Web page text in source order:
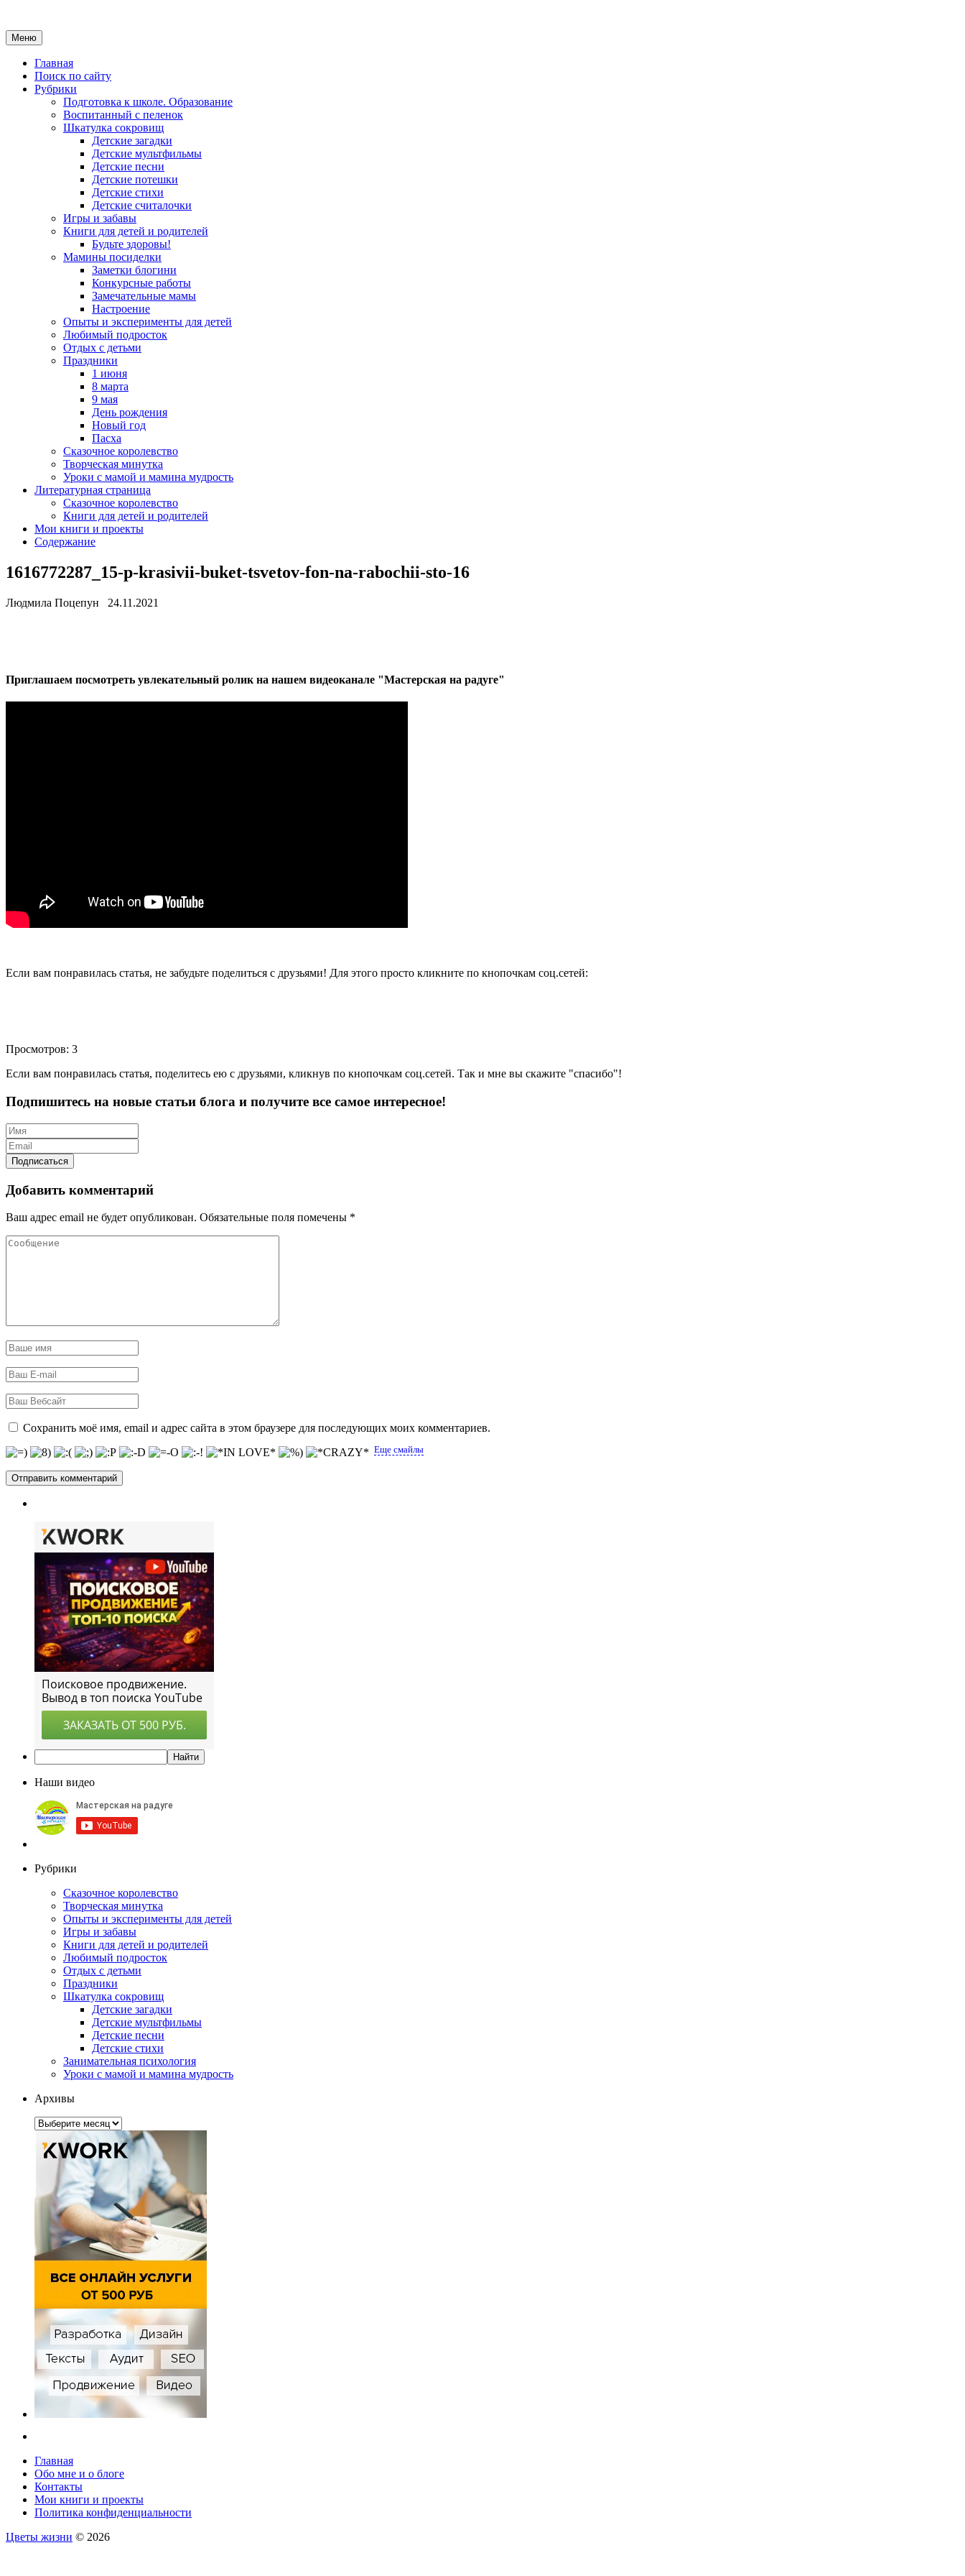
Меню
Главная
Поиск по сайту
Рубрики
Подготовка к школе. Образование
Воспитанный с пеленок
Шкатулка сокровищ
Детские загадки
Детские мультфильмы
Детские песни
Детские потешки
Детские стихи
Детские считалочки
Игры и забавы
Книги для детей и родителей
Будьте здоровы!
Мамины посиделки
Заметки блогини
Конкурсные работы
Замечательные мамы
Настроение
Опыты и эксперименты для детей
Любимый подросток
Отдых с детьми
Праздники
1 июня
8 марта
9 мая
День рождения
Новый год
Пасха
Сказочное королевство
Творческая минутка
Уроки с мамой и мамина мудрость
Литературная страница
Сказочное королевство
Книги для детей и родителей
Мои книги и проекты
Содержание
1616772287_15-p-krasivii-buket-tsvetov-fon-na-rabochii-sto-16
Людмила Поцепун 24.11.2021
Приглашаем посмотреть увлекательный ролик на нашем видеоканале "Мастерская на радуге"
Если вам понравилась статья, не забудьте поделиться с друзьями! Для этого просто кликните по кнопочкам соц.сетей:
Просмотров: 3
Если вам понравилась статья, поделитесь ею с друзьями, кликнув по кнопочкам соц.сетей. Так и мне вы скажите "спасибо"!
Подпишитесь на новые статьи блога и получите все самое интересное!
Добавить комментарий
Ваш адрес email не будет опубликован. Обязательные поля помечены *
Сохранить моё имя, email и адрес сайта в этом браузере для последующих моих комментариев.
Еще смайлы
Наши видео
Рубрики
Сказочное королевство
Творческая минутка
Опыты и эксперименты для детей
Игры и забавы
Книги для детей и родителей
Любимый подросток
Отдых с детьми
Праздники
Шкатулка сокровищ
Детские загадки
Детские мультфильмы
Детские песни
Детские стихи
Занимательная психология
Уроки с мамой и мамина мудрость
Архивы
Архивы
Главная
Обо мне и о блоге
Контакты
Мои книги и проекты
Политика конфиденциальности
Цветы жизни © 2026